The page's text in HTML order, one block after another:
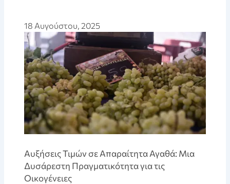
18 Αυγούστου, 2025
Αυξήσεις Τιμών σε Απαραίτητα Αγαθά: Μια
Δυσάρεστη Πραγματικότητα για τις
Οικογένειες